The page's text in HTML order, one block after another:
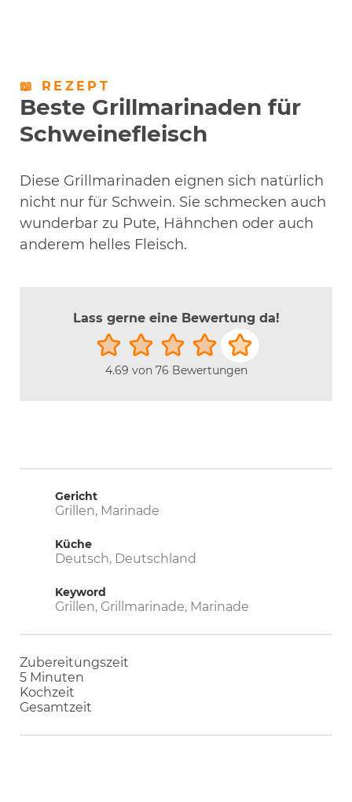
📖 REZEPT
Beste Grillmarinaden für
Schweinefleisch
Diese Grillmarinaden eignen sich natürlich
nicht nur für Schwein. Sie schmecken auch
wunderbar zu Pute, Hähnchen oder auch
anderem helles Fleisch.
Lass gerne eine Bewertung da!
4.69 von 76 Bewertungen
Gericht
Grillen, Marinade
Küche
Deutsch, Deutschland
Keyword
Grillen, Grillmarinade, Marinade
Zubereitungszeit
5Minuten
Minuten
Kochzeit
Gesamtzeit